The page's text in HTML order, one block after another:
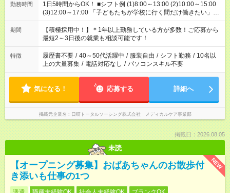
勤務時間
1日5時間からOK！ ■シフト例 (1)8:00～13:00 (2)10:00～15:00
(3)12:00～17:00 「子どもたちが学校に行く間だけ働きたい」
「余裕を持って夕飯の準備がしたい」 「午前中は働いて、午後
はプライベートの時間にしたい」 など、ご希望を教えてくださ
いね。 ※Wワーク希望の方へ 今ご覧のお仕事で希望する勤務時
間と、もう1つのお仕事の勤務時間。 合計で週40時間を超える
場合は応募できません。
期間
【積極採用中！】＊1年以上勤務している方が多数！ご応募から
最短2～3日後の就業も相談可能です！
特徴 履歴書不要 / 40～50代活躍中 / 服装自由 / シフト勤務 / 10名以
上の大量募集 / 電話対応なし / パソコンスキル不要
気になる！ 応募する 詳細へ
掲載元企業名 日研トータルソーシング株式会社 メディカルケア事業部
掲載日：2026.08.05
未読
NEW
【オープニング募集】おばあちゃんのお散歩付
き添いも仕事の1つ